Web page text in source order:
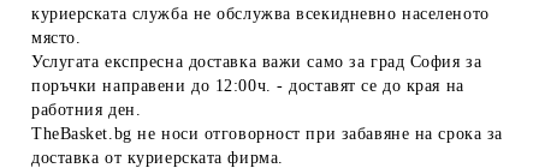
куриерската служба не обслужва всекидневно населеното
място.
Услугата експресна доставка важи само за град София за
поръчки направени до 12:00ч. - доставят се до края на
работния ден.
TheBasket.bg не носи отговорност при забавяне на срока за
доставка от куриерската фирма.